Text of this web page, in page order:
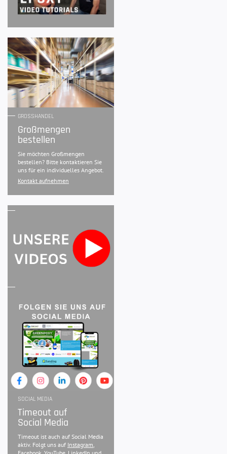
GROSSHANDEL
Großmengen
bestellen
Sie möchten Großmengen
bestellen? Bitte kontaktieren Sie
uns für ein individuelles Angebot.
Kontakt aufnehmen
SOCIAL MEDIA
Timeout auf
Social Media
Timeout ist auch auf Social Media
aktiv. Folgt uns auf Instagram